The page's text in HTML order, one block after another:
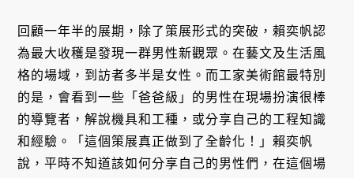
回顧一年半的展期，除了策展形式的突破，賴奕帆認
為最大收穫是發現一群男性新觀眾。在藝文及生活風
格的場域，到訪者多半是女性。而工家美術館最特別
的是，會看到一些「爸爸級」的男性在現場扮演很棒
的導覽者，解說機具和工種，或分享自己的工程知識
和經驗。「這個策展真正做到了全齡化！」賴奕帆
說，平時不知道該如何分享自己的男性們，在這個場